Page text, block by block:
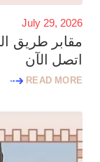
July 29, 2026
مقابر طريق
اتصل الآن
READ MORE